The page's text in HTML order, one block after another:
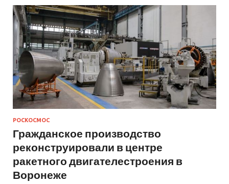
РОСКОСМОС
Гражданское производство
реконструировали в центре
ракетного двигателестроения в
Воронеже